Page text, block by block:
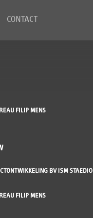
CONTACT
FILIP MENS
BV ISM
FILIP MENS